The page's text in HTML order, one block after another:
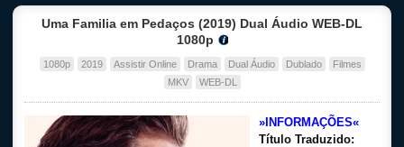
Uma Familia em Pedaços (2019) Dual Áudio WEB-DL
1080p
1080p 2019 Assistir Online Drama Dual Áudio Dublado
Filmes
MKV
WEB-DL
»INFORMAÇÕES«
Título Traduzido: